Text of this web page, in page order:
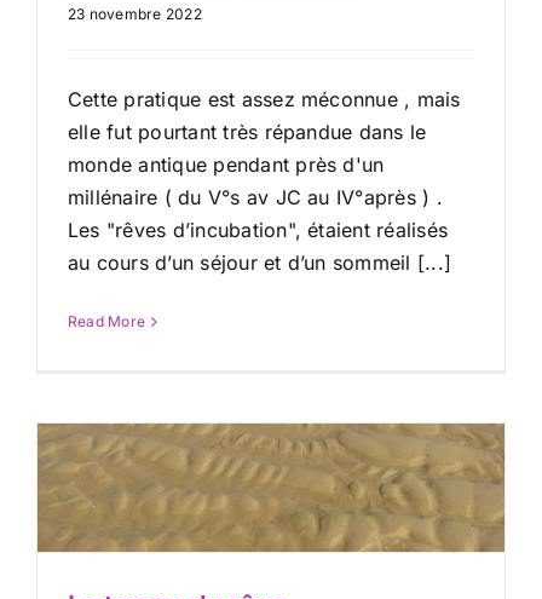
23 novembre 2022
Cette pratique est assez méconnue , mais
elle fut pourtant très répandue dans le
monde antique pendant près d'un
millénaire ( du V°s av JC au IV°après ) .
Les "rêves d’incubation", étaient réalisés
au cours d’un séjour et d’un sommeil [...]
Read More